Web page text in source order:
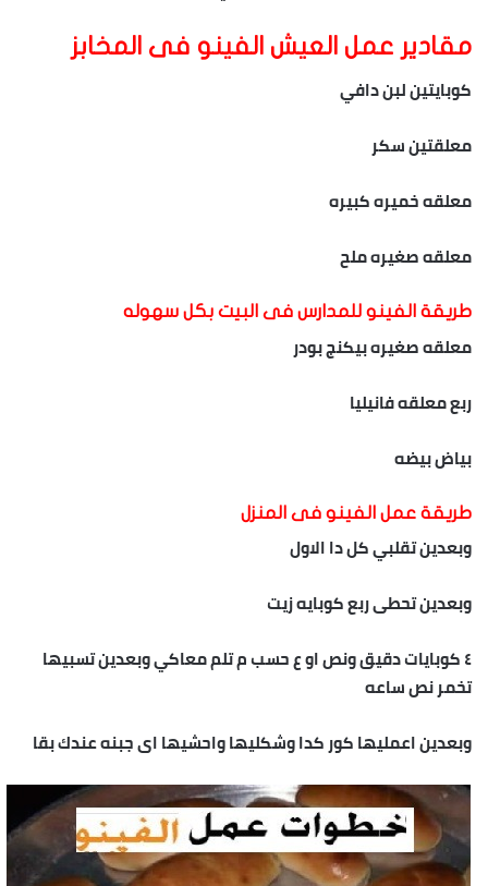
مقادير عمل العيش الفينو فى المخابز
كوبايتين لبن دافي
معلقتين سكر
معلقه خميره كبيره
معلقه صغيره ملح
طريقة الفينو للمدارس فى البيت بكل سهوله
معلقه صغيره بيكنج بودر
ربع معلقه فانيليا
بياض بيضه
طريقة عمل الفينو فى المنزل
وبعدين تقلبي كل دا الاول
وبعدين تحطى ربع كوبايه زيت
٤ كوبايات دقيق ونص او ع حسب م تلم معاكي وبعدين تسبيها
تخمر نص ساعه
وبعدين اعمليها كور كدا وشكليها واحشيها اى جبنه عندك بقا